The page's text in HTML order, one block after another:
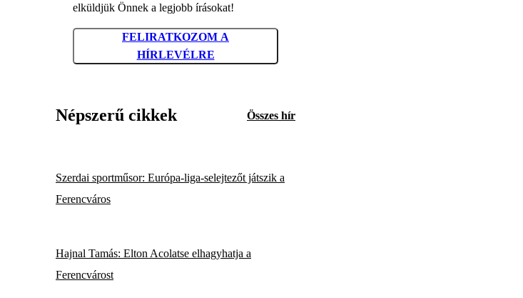
elküldjük Önnek a legjobb írásokat!
FELIRATKOZOM A
HÍRLEVÉLRE
Népszerű cikkek Összes hír
Szerdai sportműsor: Európa-liga-selejtezőt játszik a
Ferencváros
Hajnal Tamás: Elton Acolatse elhagyhatja a
Ferencvárost